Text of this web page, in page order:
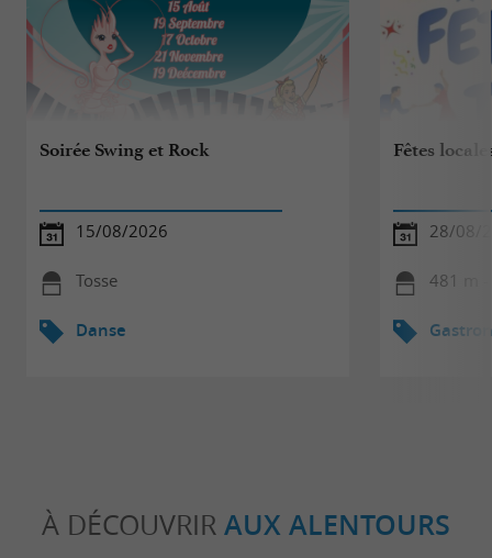
Soirée Swing et Rock
15/08/2026
Tosse
Danse
Fêtes
28/08/
481 m -
À DÉCOUVRIR AUX ALENTOURS